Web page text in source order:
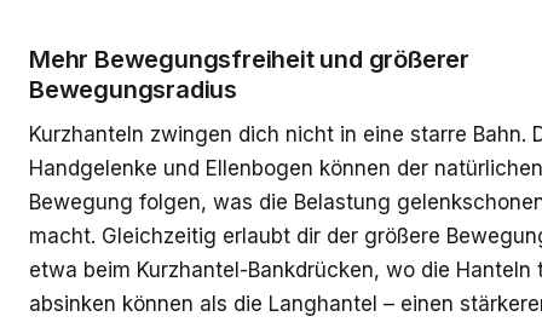
Mehr Bewegungsfreiheit und größerer
Bewegungsradius
Kurzhanteln zwingen dich nicht in eine starre Bahn.
Handgelenke und Ellenbogen können der natürlichen
Bewegung folgen, was die Belastung
macht. Gleichzeitig erlaubt dir der größere
etwa beim Kurzhantel-Bankdrücken, wo die Hanteln
absinken können als die Langhantel – einen